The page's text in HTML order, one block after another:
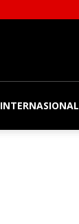
INTERNASIONAL